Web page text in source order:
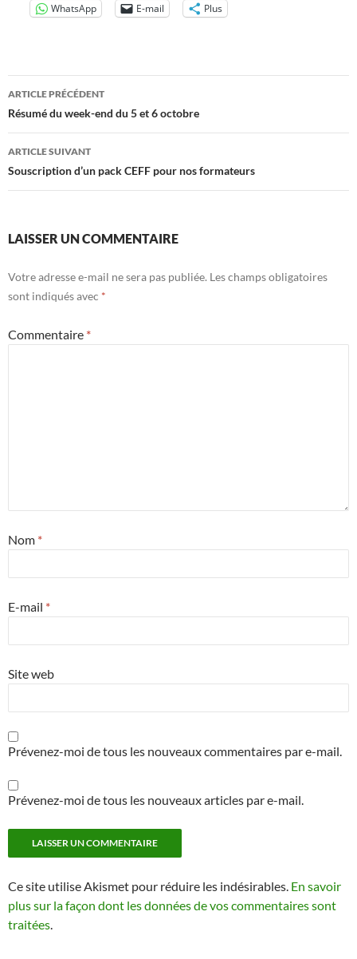
WhatsApp E-mail Plus
Navigation
des
articles
ARTICLE PRÉCÉDENT
Résumé du week-end du 5 et 6 octobre
ARTICLE SUIVANT
Souscription d’un pack CEFF pour nos formateurs
LAISSER UN COMMENTAIRE
Votre adresse e-mail ne sera pas publiée. Les champs obligatoires
sont indiqués avec *
Commentaire *
Nom *
E-mail *
Site web
Prévenez-moi de tous les nouveaux commentaires par e-mail.
Prévenez-moi de tous les nouveaux articles par e-mail.
Ce site utilise Akismet pour réduire les indésirables. En savoir
plus sur la façon dont les données de vos commentaires sont
traitées.